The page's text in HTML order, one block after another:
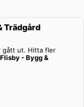
Trädgård
gått ut. Hitta fler
Flisby - Bygg &